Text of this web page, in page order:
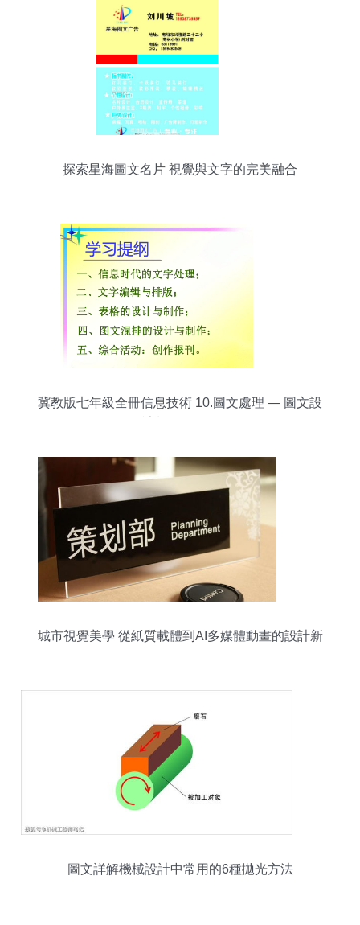
探索星海圖文名片 視覺與文字的完美融合
冀教版七年級全冊信息技術 10.圖文處理 — 圖文設
城市視覺美學 從紙質載體到AI多媒體動畫的設計新
圖文詳解機械設計中常用的6種拋光方法